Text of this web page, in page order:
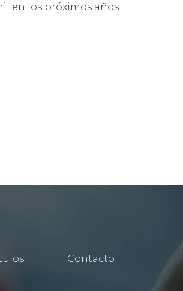
en los próximos años.
Contacto